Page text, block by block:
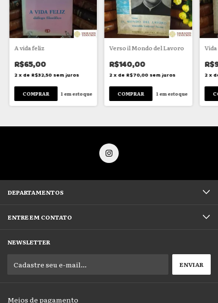
A vida feliz
R$65,00
2 x de R$32,50 sem juros
1 em estoque
Verso il Mondo del Lavoro
R$140,00
2 x de R$70,00 sem juros
1 em estoque
2 x
DEPARTAMENTOS
ENTRE EM CONTATO
NEWSLETTER
Meios de pagamento